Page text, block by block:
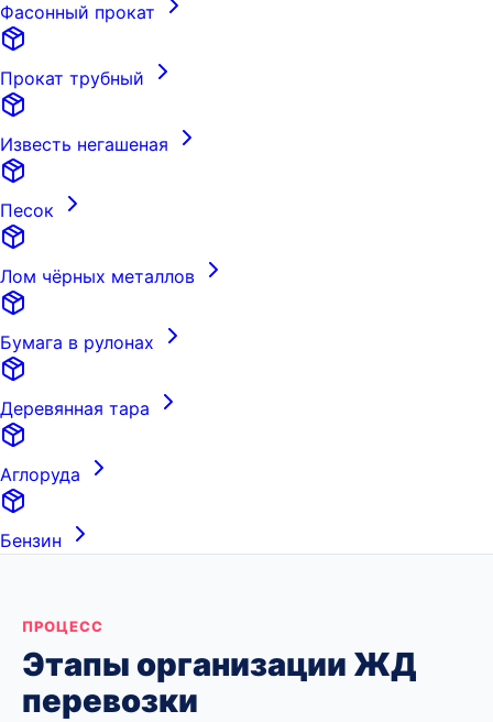
Фасонный прокат
Прокат трубный
Известь негашеная
Песок
Лом чёрных металлов
Бумага в рулонах
Деревянная тара
Аглоруда
Бензин
ПРОЦЕСС
Этапы организации ЖД
перевозки